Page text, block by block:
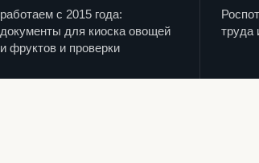
работаем с 2015 года:
документы для киоска овощей
и фруктов и проверки
труда